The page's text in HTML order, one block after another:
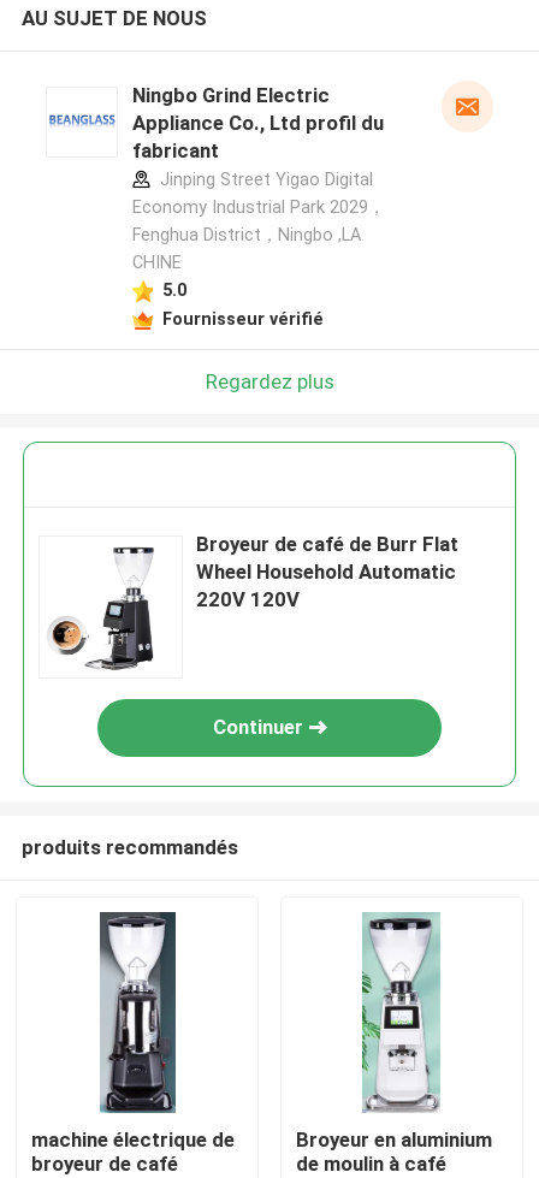
AU SUJET DE NOUS
Ningbo Grind Electric
Appliance Co., Ltd profil du
fabricant
Jinping Street Yigao Digital
Economy Industrial Park 2029，
Fenghua District，Ningbo ,LA
CHINE
5.0
Fournisseur vérifié
Regardez plus
Broyeur de café de Burr Flat
Wheel Household Automatic
220V 120V
Continuer
produits recommandés
machine électrique de
broyeur de café
Broyeur en aluminium
de moulin à café